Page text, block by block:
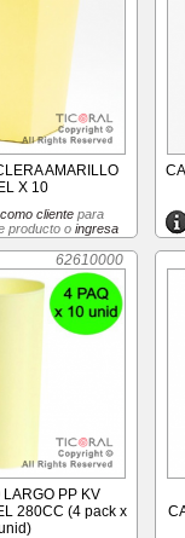
AMARILLO
X 10
clientepara
producto o ingresa
62610000
LARGO PP KV
280CC (4 pack x